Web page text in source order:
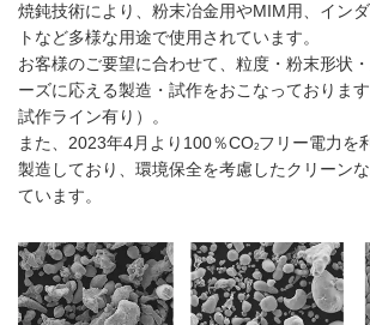
焼鈍技術により、粉末冶金用やMIM用、イン
トなど多様な用途で使用されています。
お客様のご要望に合わせて、粒度・粉末形状
ーズに応える製造・試作をおこなっておりま
試作ライン有り）。
また、2023年4月より100％CO2フリー電力を
製造しており、環境保全を考慮したクリーン
ています。